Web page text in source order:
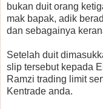
bukan duit orang
mak bapak, adik
dan sebagainya
Setelah duit
slip tersebut kepada
Ramzi trading limit
Kentrade anda.